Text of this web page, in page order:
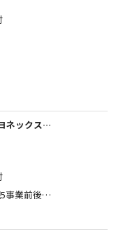
公益財団法人ヨネックススポーツ振興財団
目以降は15事業前後にて実施する。 2025年度採択実績：5事業、2026年度採択実績：5事業